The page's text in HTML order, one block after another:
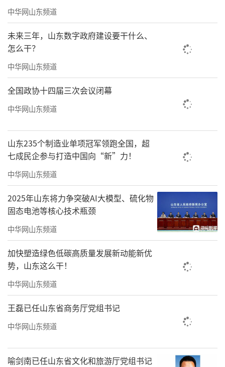
中华网山东频道
未来三年，山东数字政府建设要干什么、
怎么干？
中华网山东频道
全国政协十四届三次会议闭幕
中华网山东频道
山东235个制造业单项冠军领跑全国，超
七成民企参与打造中国向“新”力！
中华网山东频道
2025年山东将力争突破AI大模型、硫化物
固态电池等核心技术瓶颈
中华网山东频道
加快塑造绿色低碳高质量发展新动能新优
势，山东这么干！
中华网山东频道
王磊已任山东省商务厅党组书记
中华网山东频道
喻剑南已任山东省文化和旅游厅党组书记